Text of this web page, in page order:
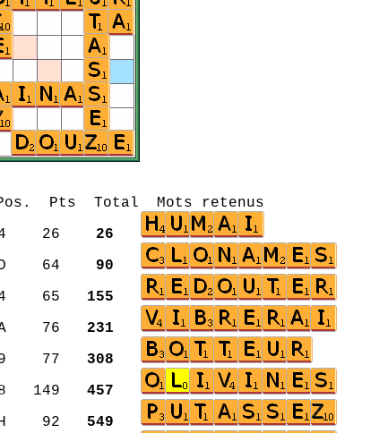
Total Mots retenus
26 26
64 90
65 155
76 231
77 308
149 457
92 549